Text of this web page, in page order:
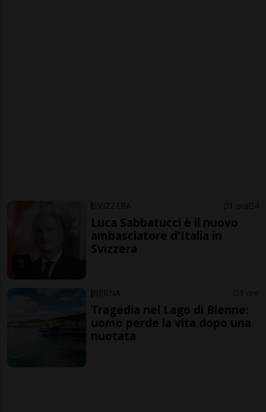
SVIZZERA 1 ora 4
Luca Sabbatucci è il nuovo
ambasciatore d'Italia in
Svizzera
BERNA 3 ore
Tragedia nel Lago di Bienne:
uomo perde la vita dopo una
nuotata